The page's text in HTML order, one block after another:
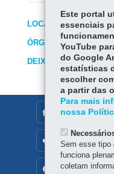
LOCAIS DE
ÓRGÃO RESPONSÁVEL
DEIXE SUA OPINIÃO
DENUNCIE
OUVIDORIA
TRANSPARÊNCIA
Este portal
essenciais
YouTube
do Google
estatísticas
escolher
a partir das
Para mais
nossa
Sem esse tipo
funciona
coletam